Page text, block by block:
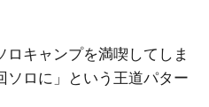
ロキャンプを満喫してしま
ロに」という王道パター